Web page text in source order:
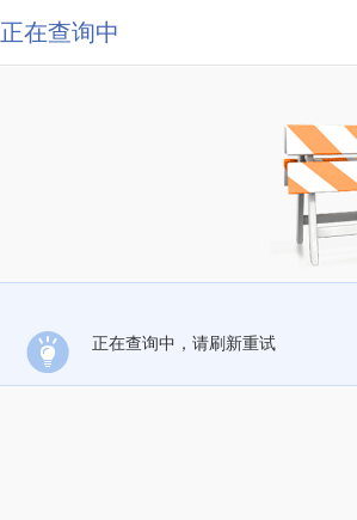
正在查询中
正在查询中，请刷新重试